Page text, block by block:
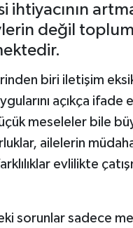
ihtiyacının
değil
biri iletişim
açıkça ifade
meseleler bile
ailelerin
evlilikte
sorunlar sadece